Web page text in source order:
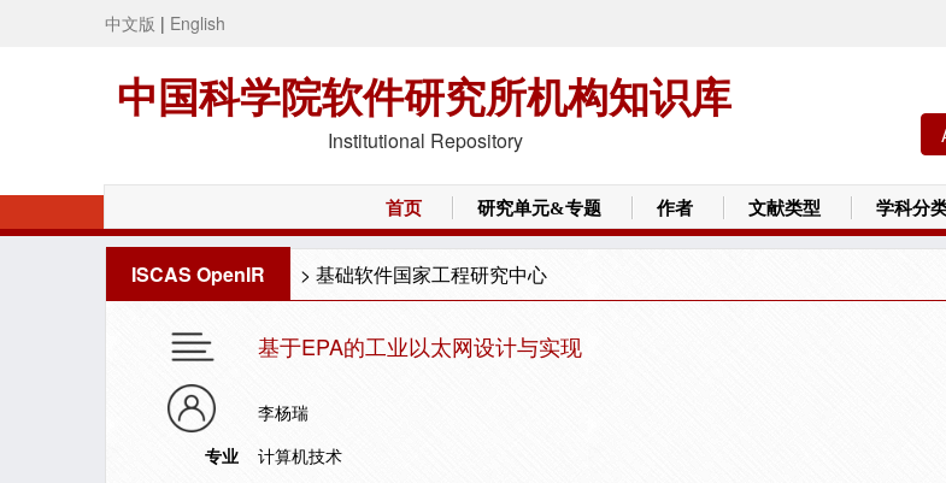
中文版 | English
中国科学院软件研究所机构知识库
Institutional Repository
首页 研究单元&专题 作者 文献类型 学科分
ISCAS OpenIR > 基础软件国家工程研究中心
基于EPA的工业以太网设计与实现
李杨瑞
专业
计算机技术